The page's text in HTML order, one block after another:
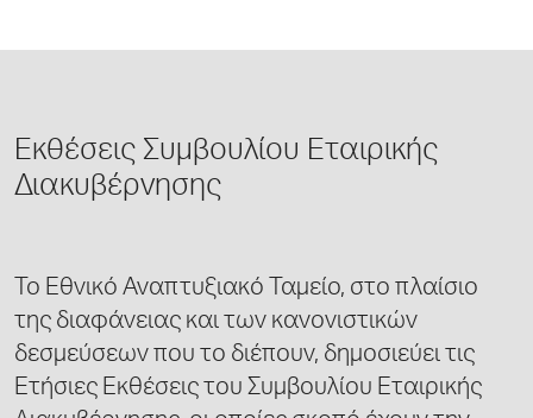
Εκθέσεις Συμβουλίου Εταιρικής
Διακυβέρνησης
Το Εθνικό Αναπτυξιακό Ταμείο, στο πλαίσιο
της διαφάνειας και των κανονιστικών
δεσμεύσεων που το διέπουν, δημοσιεύει τις
Ετήσιες Εκθέσεις του Συμβουλίου Εταιρικής